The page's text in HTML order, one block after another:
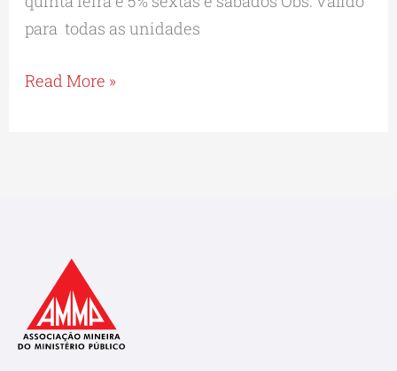
para todas as unidades
Read More »